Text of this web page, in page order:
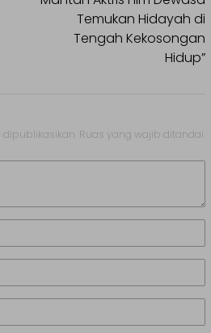
Temukan Hidayah di
Tengah Kekosongan
Hidup”
Ruas yang wajib ditandai